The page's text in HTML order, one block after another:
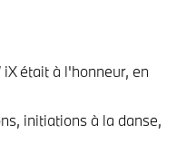
était à l'honneur, en
initiations à la danse,